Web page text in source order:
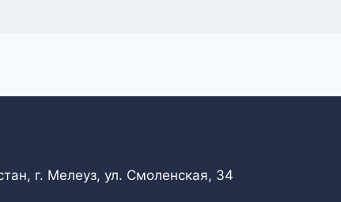
г. Мелеуз, ул. Смоленская, 34